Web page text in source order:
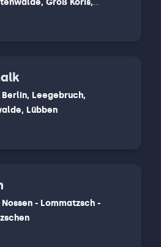
Groß Köris,
Berlin, Leegebruch,
Lübben
Nossen - Lommatzsch -